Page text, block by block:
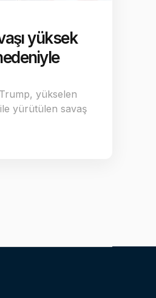
yüksek
yükselen
yürütülen savaş